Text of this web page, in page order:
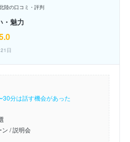
陸の口コミ・評判
・魅力
日
30分は話す機会があった
ン / 説明会